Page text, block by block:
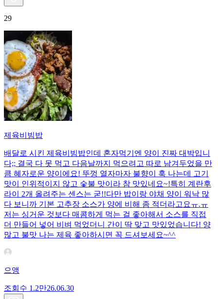
29
제육비빔밥
배달로 시킨 제육비빔밥인데 혼자먹기엔 양이 진짜 대박입니
다;; 결국 다 못 먹고 다음날까지 먹으려고 따로 남겨두었을 만
큼 혜자로운 양이에요! 뚜껑 열자마자 불향이 훅 나는데 고기
맛이 인위적이지 않고 숯불 맛이라 참 맛있네요~!특히 계란후
라이 2개 올려주는 센스는 굳!! ​다만 밥이랑 야채 양이 워낙 많
다 보니까 기본 고추장 소스가 양에 비해 좀 적더라고요ㅠ.ㅠ
저는 싱거운 것보다 매콤하게 먹는 걸 좋아해서 소스를 직접
더 만들어 넣어 비벼 먹었더니 간이 딱 맞고 맛있었습니다! 양
많고 불맛 나는 제육 좋아하시면 꼭 드셔보세요~^^
으앵
조회수 1.2만26.06.30